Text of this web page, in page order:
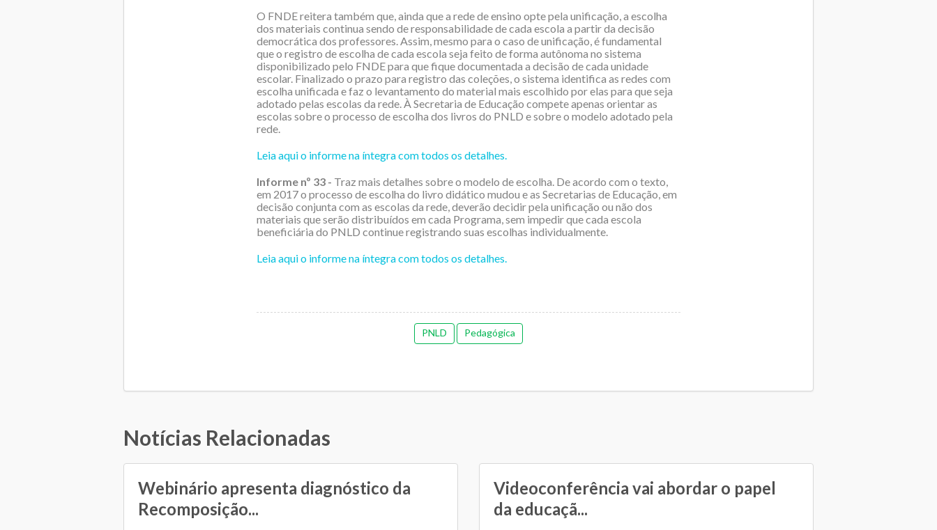
O FNDE reitera também que, ainda que a rede de ensino opte pela unificação, a escolha
dos materiais continua sendo de responsabilidade de cada escola a partir da decisão
democrática dos professores. Assim, mesmo para o caso de unificação, é fundamental
que o registro de escolha de cada escola seja feito de forma autônoma no sistema
disponibilizado pelo FNDE para que fique documentada a decisão de cada unidade
escolar. Finalizado o prazo para registro das coleções, o sistema identifica as redes com
escolha unificada e faz o levantamento do material mais escolhido por elas para que seja
adotado pelas escolas da rede. À Secretaria de Educação compete apenas orientar as
escolas sobre o processo de escolha dos livros do PNLD e sobre o modelo adotado pela
rede.
Leia aqui o informe na íntegra com todos os detalhes.
Informe nº 33 - Traz mais detalhes sobre o modelo de escolha. De acordo com o texto,
em 2017 o processo de escolha do livro didático mudou e as Secretarias de Educação, em
decisão conjunta com as escolas da rede, deverão decidir pela unificação ou não dos
materiais que serão distribuídos em cada Programa, sem impedir que cada escola
beneficiária do PNLD continue registrando suas escolhas individualmente.
Leia aqui o informe na íntegra com todos os detalhes.
PNLD Pedagógica
Notícias Relacionadas
Webinário apresenta diagnóstico da
Recomposição...
Videoconferência vai abordar o papel
da educaçã...